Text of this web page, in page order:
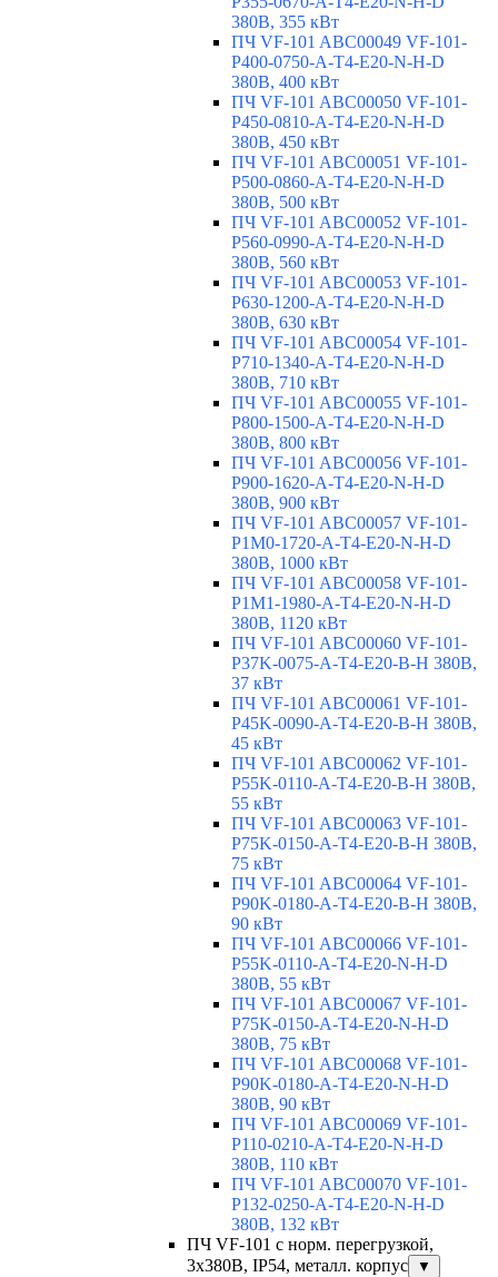
380В, 355 кВт
ПЧ VF-101 ABC00049 VF-101-
P400-0750-A-T4-E20-N-H-D
380В, 400 кВт
ПЧ VF-101 ABC00050 VF-101-
P450-0810-A-T4-E20-N-H-D
380В, 450 кВт
ПЧ VF-101 ABC00051 VF-101-
P500-0860-A-T4-E20-N-H-D
380В, 500 кВт
ПЧ VF-101 ABC00052 VF-101-
P560-0990-A-T4-E20-N-H-D
380В, 560 кВт
ПЧ VF-101 ABC00053 VF-101-
P630-1200-A-T4-E20-N-H-D
380В, 630 кВт
ПЧ VF-101 ABC00054 VF-101-
P710-1340-A-T4-E20-N-H-D
380В, 710 кВт
ПЧ VF-101 ABC00055 VF-101-
P800-1500-A-T4-E20-N-H-D
380В, 800 кВт
ПЧ VF-101 ABC00056 VF-101-
P900-1620-A-T4-E20-N-H-D
380В, 900 кВт
ПЧ VF-101 ABC00057 VF-101-
P1M0-1720-A-T4-E20-N-H-D
380В, 1000 кВт
ПЧ VF-101 ABC00058 VF-101-
P1M1-1980-A-T4-E20-N-H-D
380В, 1120 кВт
ПЧ VF-101 ABC00060 VF-101-
P37K-0075-A-T4-E20-B-H 380В,
37 кВт
ПЧ VF-101 ABC00061 VF-101-
P45K-0090-A-T4-E20-B-H 380В,
45 кВт
ПЧ VF-101 ABC00062 VF-101-
P55K-0110-A-T4-E20-B-H 380В,
55 кВт
ПЧ VF-101 ABC00063 VF-101-
P75K-0150-A-T4-E20-B-H 380В,
75 кВт
ПЧ VF-101 ABC00064 VF-101-
P90K-0180-A-T4-E20-B-H 380В,
90 кВт
ПЧ VF-101 ABC00066 VF-101-
P55K-0110-A-T4-E20-N-H-D
380В, 55 кВт
ПЧ VF-101 ABC00067 VF-101-
P75K-0150-A-T4-E20-N-H-D
380В, 75 кВт
ПЧ VF-101 ABC00068 VF-101-
P90K-0180-A-T4-E20-N-H-D
380В, 90 кВт
ПЧ VF-101 ABC00069 VF-101-
P110-0210-A-T4-E20-N-H-D
380В, 110 кВт
ПЧ VF-101 ABC00070 VF-101-
P132-0250-A-T4-E20-N-H-D
380В, 132 кВт
ПЧ VF-101 с норм. перегрузкой,
3х380В, IP54, металл. корпус
▼